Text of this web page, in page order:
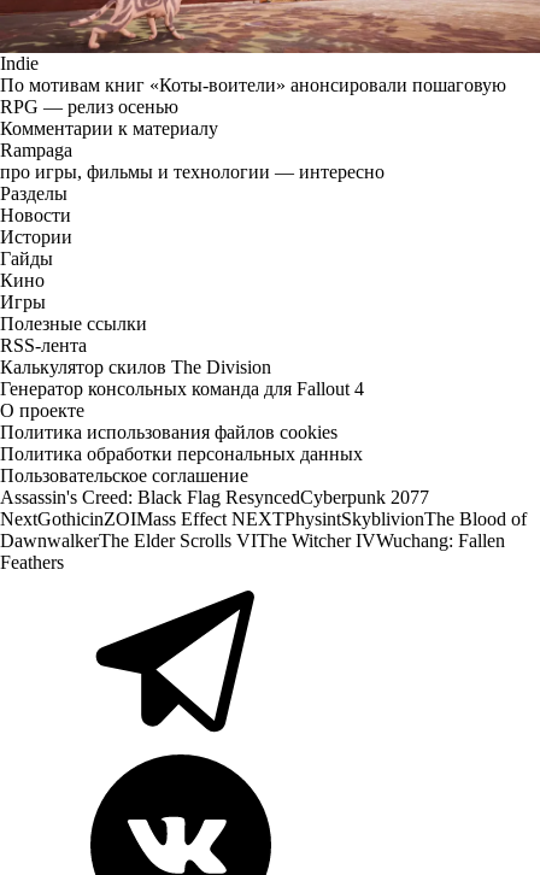
Indie
По мотивам книг «Коты-воители» анонсировали пошаговую
RPG — релиз осенью
Комментарии к материалу
Rampaga
про игры, фильмы и технологии — интересно
Разделы
Новости
Истории
Гайды
Кино
Игры
Полезные ссылки
RSS-лента
Калькулятор скилов The Division
Генератор консольных команда для Fallout 4
О проекте
Политика использования файлов cookies
Политика обработки персональных данных
Пользовательское соглашение
Assassin's Creed: Black Flag ResyncedCyberpunk 2077
NextGothicinZOIMass Effect NEXTPhysintSkyblivionThe Blood of
DawnwalkerThe Elder Scrolls VIThe Witcher IVWuchang: Fallen
Feathers